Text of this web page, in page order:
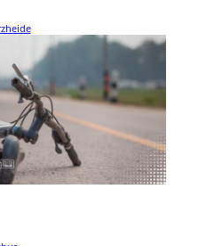
die Vorfahrt: 47-
bei einem Verkehrsunfall verletzt
ausweichen und stürzte dabei.